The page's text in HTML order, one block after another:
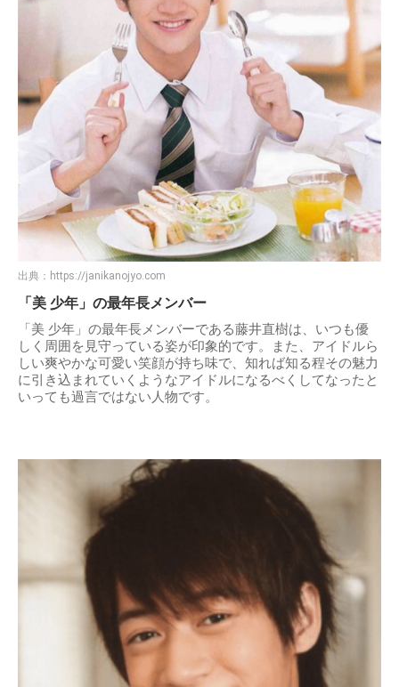
出典： https://janikanojyo.com
「美 少年」の最年長メンバー
「美 少年」の最年長メンバーである藤井直樹は、いつも優
しく周囲を見守っている姿が印象的です。また、アイドルら
しい爽やかな可愛い笑顔が持ち味で、知れば知る程その魅力
に引き込まれていくようなアイドルになるべくしてなったと
いっても過言ではない人物です。